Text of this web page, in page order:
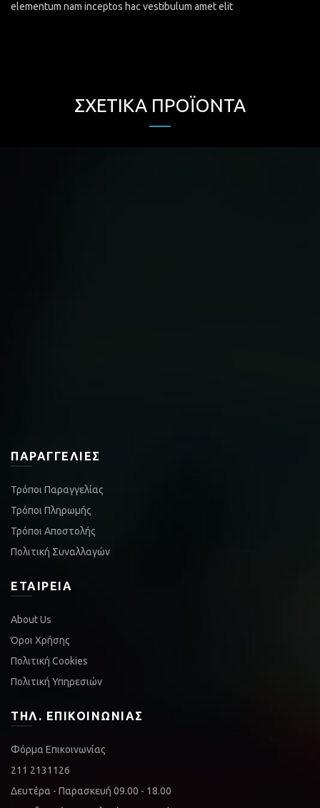
elementum nam inceptos hac vestibulum amet elit
ΣΧΕΤΙΚΆ ΠΡΟΪΌΝΤΑ
ΠΑΡΑΓΓΕΛΊΕΣ
Τρόποι Παραγγελίας
Τρόποι Πληρωμής
Τρόποι Αποστολής
Πολιτική Συναλλαγών
ΕΤΑΙΡΕΊΑ
About Us
Όροι Χρήσης
Πολιτική Cookies
Πολιτική Υπηρεσιών
ΤΗΛ. ΕΠΙΚΟΙΝΩΝΊΑΣ
Φόρμα Επικοινωνίας
211 2131126
Δευτέρα - Παρασκευή 09.00 - 18.00